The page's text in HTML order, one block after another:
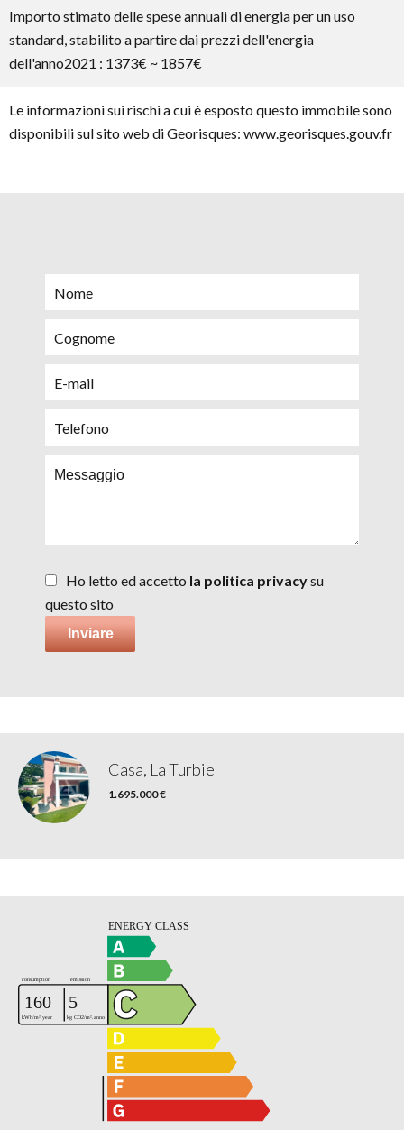
Importo stimato delle spese annuali di energia per un uso
standard, stabilito a partire dai prezzi dell'energia
dell'anno2021 : 1373€ ~ 1857€
Le informazioni sui rischi a cui è esposto questo immobile sono
disponibili sul sito web di Georisques: www.georisques.gouv.fr
Ho letto ed accetto la politica privacysu
questo sito
Inviare
Casa, La Turbie
1.695.000 €